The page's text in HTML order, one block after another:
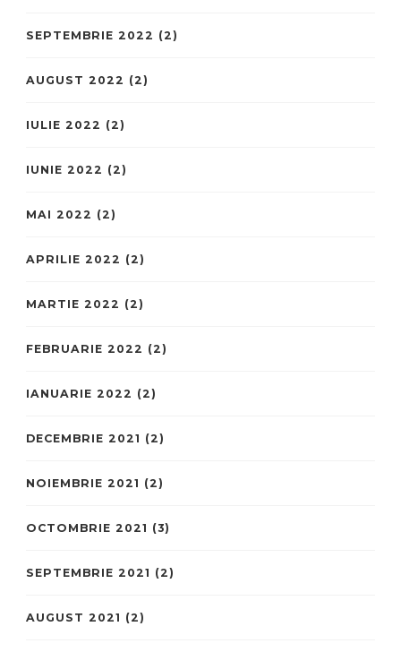
SEPTEMBRIE 2022 (2)
AUGUST 2022 (2)
IULIE 2022 (2)
IUNIE 2022 (2)
MAI 2022 (2)
APRILIE 2022 (2)
MARTIE 2022 (2)
FEBRUARIE 2022 (2)
IANUARIE 2022 (2)
DECEMBRIE 2021 (2)
NOIEMBRIE 2021 (2)
OCTOMBRIE 2021 (3)
SEPTEMBRIE 2021 (2)
AUGUST 2021 (2)